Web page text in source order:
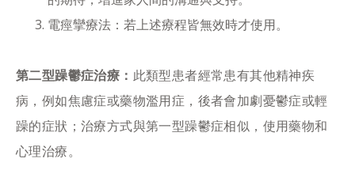
電痙攣療法：若上述療程皆無效時才使用。
第二型躁鬱症治療： 此類型患者經常患有其他精神疾
病，例如焦慮症或藥物濫用症，後者會加劇憂鬱症或輕
躁的症狀；治療方式與第一型躁鬱症相似，使用藥物和
心理治療。